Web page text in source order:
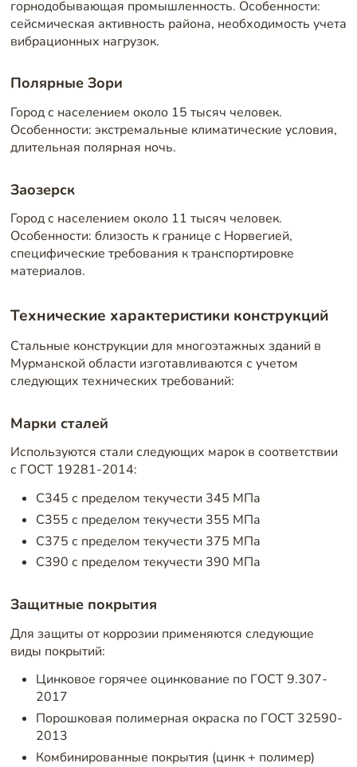
горнодобывающая промышленность. Особенности:
сейсмическая активность района, необходимость учета
вибрационных нагрузок.
Полярные Зори
Город с населением около 15 тысяч человек.
Особенности: экстремальные климатические условия,
длительная полярная ночь.
Заозерск
Город с населением около 11 тысяч человек.
Особенности: близость к границе с Норвегией,
специфические требования к транспортировке
материалов.
Технические характеристики конструкций
Стальные конструкции для многоэтажных зданий в
Мурманской области изготавливаются с учетом
следующих технических требований:
Марки сталей
Используются стали следующих марок в соответствии
с ГОСТ 19281-2014:
С345 с пределом текучести 345 МПа
С355 с пределом текучести 355 МПа
С375 с пределом текучести 375 МПа
С390 с пределом текучести 390 МПа
Защитные покрытия
Для защиты от коррозии применяются следующие
виды покрытий:
Цинковое горячее оцинкование по ГОСТ 9.307-
2017
Порошковая полимерная окраска по ГОСТ 32590-
2013
Комбинированные покрытия (цинк + полимер)